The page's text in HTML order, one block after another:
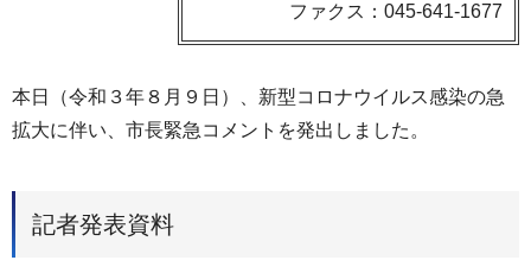
ファクス：045-641-1677
本日（令和３年８月９日）、新型コロナウイルス感染の急
拡大に伴い、市長緊急コメントを発出しました。
記者発表資料